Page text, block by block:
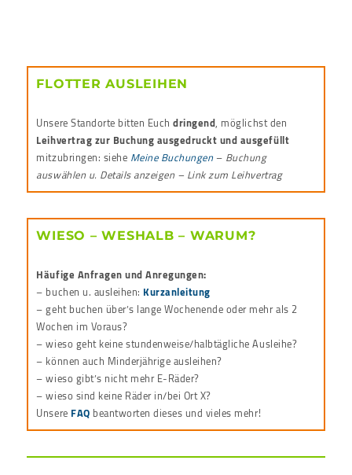
FLOTTER AUSLEIHEN
Unsere Standorte bitten Euchdringend, möglichst den
Leihvertrag zur Buchung ausgedruckt und ausgefüllt
mitzubringen: siehe Meine Buchungen– Buchung
auswählen u. Details anzeigen – Link zum Leihvertrag
WIESO – WESHALB – WARUM?
Häufige Anfragen und Anregungen:
– buchen u. ausleihen: Kurzanleitung
– geht buchen über’s lange Wochenende oder mehr als 2
Wochen im Voraus?
– wieso geht keine stundenweise/halbtägliche Ausleihe?
– können auch Minderjährige ausleihen?
– wieso gibt’s nicht mehr E-Räder?
– wieso sind keine Räder in/bei Ort X?
Unsere FAQ beantworten dieses und vieles mehr!